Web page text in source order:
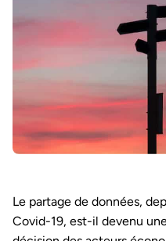
Le partage de données,
Covid-19, est-il devenu